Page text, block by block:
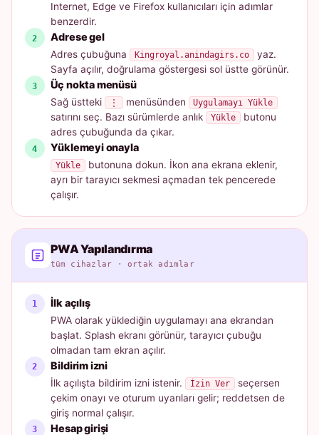
Internet, Edge ve Firefox kullanıcıları için adımlar
benzerdir.
Adrese gel
Adres çubuğuna Kingroyal.anindagirs.co
yaz.
Sayfa açılır, doğrulama göstergesi sol üstte görünür.
Üç nokta menüsü
Sağ üstteki ⋮ menüsünden Uygulamayı Yükle
satırını seç. Bazı sürümlerde anlık Yükle
butonu
adres çubuğunda da çıkar.
Yüklemeyi onayla
Yükle
butonuna dokun. İkon ana ekrana eklenir,
ayrı bir tarayıcı sekmesi açmadan tek pencerede
çalışır.
PWA Yapılandırma
tüm cihazlar · ortak adımlar
İlk açılış
PWA olarak yüklediğin uygulamayı ana ekrandan
başlat. Splash ekranı görünür, tarayıcı çubuğu
olmadan tam ekran açılır.
Bildirim izni
İlk açılışta bildirim izni istenir. İzin Ver
seçersen
çekim onayı ve oturum uyarıları gelir; reddetsen de
giriş normal çalışır.
Hesap girişi